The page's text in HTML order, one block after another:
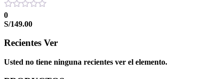
0
S/149.00
Recientes Ver
Usted no tiene ninguna recientes ver el elemento.